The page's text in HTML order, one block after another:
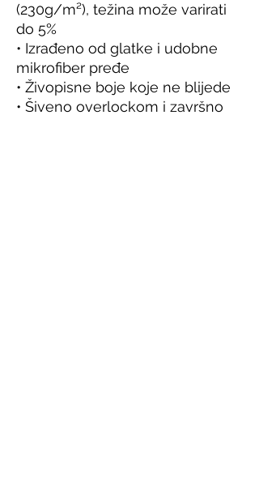
(230g/m²), težina može varirati
do 5%
• Izrađeno od glatke i udobne
mikrofiber pređe
• Živopisne boje koje ne blijede
• Šiveno overlockom i završno